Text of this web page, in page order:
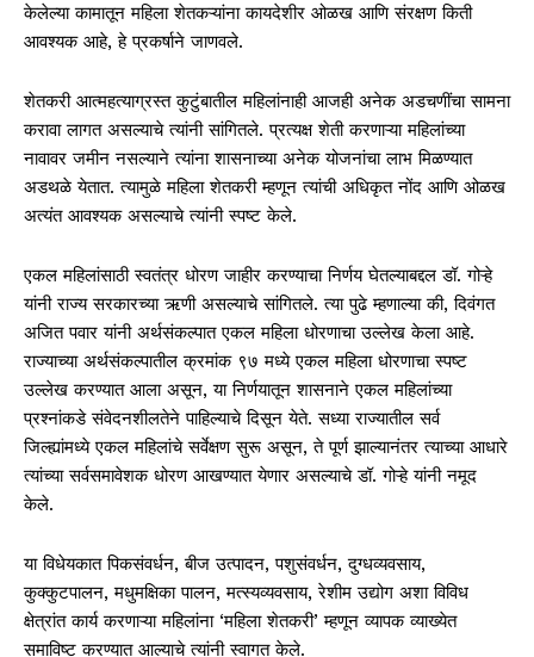
केलेल्या कामातून महिला शेतकऱ्यांना कायदेशीर ओळख आणि संरक्षण किती
आवश्यक आहे, हे प्रकर्षाने जाणवले.
शेतकरी आत्महत्याग्रस्त कुटुंबातील महिलांनाही आजही अनेक अडचणींचा सामना
करावा लागत असल्याचे त्यांनी सांगितले. प्रत्यक्ष शेती करणाऱ्या महिलांच्या
नावावर जमीन नसल्याने त्यांना शासनाच्या अनेक योजनांचा लाभ मिळण्यात
अडथळे येतात. त्यामुळे महिला शेतकरी म्हणून त्यांची अधिकृत नोंद आणि ओळख
अत्यंत आवश्यक असल्याचे त्यांनी स्पष्ट केले.
एकल महिलांसाठी स्वतंत्र धोरण जाहीर करण्याचा निर्णय घेतल्याबद्दल डॉ. गोऱ्हे
यांनी राज्य सरकारच्या ऋणी असल्याचे सांगितले. त्या पुढे म्हणाल्या की, दिवंगत
अजित पवार यांनी अर्थसंकल्पात एकल महिला धोरणाचा उल्लेख केला आहे.
राज्याच्या अर्थसंकल्पातील क्रमांक ९७ मध्ये एकल महिला धोरणाचा स्पष्ट
उल्लेख करण्यात आला असून, या निर्णयातून शासनाने एकल महिलांच्या
प्रश्नांकडे संवेदनशीलतेने पाहिल्याचे दिसून येते. सध्या राज्यातील सर्व
जिल्ह्यांमध्ये एकल महिलांचे सर्वेक्षण सुरू असून, ते पूर्ण झाल्यानंतर त्याच्या आधारे
त्यांच्या सर्वसमावेशक धोरण आखण्यात येणार असल्याचे डॉ. गोऱ्हे यांनी नमूद
केले.
या विधेयकात पिकसंवर्धन, बीज उत्पादन, पशुसंवर्धन, दुग्धव्यवसाय,
कुक्कुटपालन, मधुमक्षिका पालन, मत्स्यव्यवसाय, रेशीम उद्योग अशा विविध
क्षेत्रांत कार्य करणाऱ्या महिलांना ‘महिला शेतकरी’ म्हणून व्यापक व्याख्येत
समाविष्ट करण्यात आल्याचे त्यांनी स्वागत केले.